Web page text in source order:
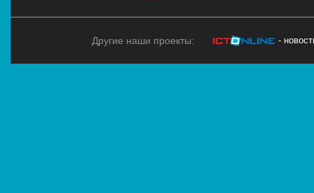
Другие наши проекты: -